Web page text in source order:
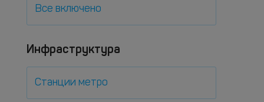
Все включено
Инфраструктура
Станции метро